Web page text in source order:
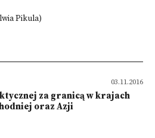
Pikula)
03.11.2016
za granicą w krajach
oraz Azji